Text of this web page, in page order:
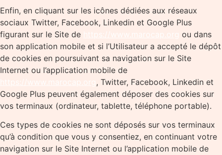
Enfin, en cliquant sur les icônes dédiées aux réseaux
sociaux Twitter, Facebook, Linkedin et Google Plus
figurant sur le Site de
ou dans
son application mobile et si l’Utilisateur a accepté le dépôt
de cookies en poursuivant sa navigation sur le Site
Internet ou l’application mobile de
, Twitter, Facebook, Linkedin et
Google Plus peuvent également déposer des cookies sur
vos terminaux (ordinateur, tablette, téléphone portable).
Ces types de cookies ne sont déposés sur vos terminaux
qu’à condition que vous y consentiez, en continuant votre
navigation sur le Site Internet ou l’application mobile de